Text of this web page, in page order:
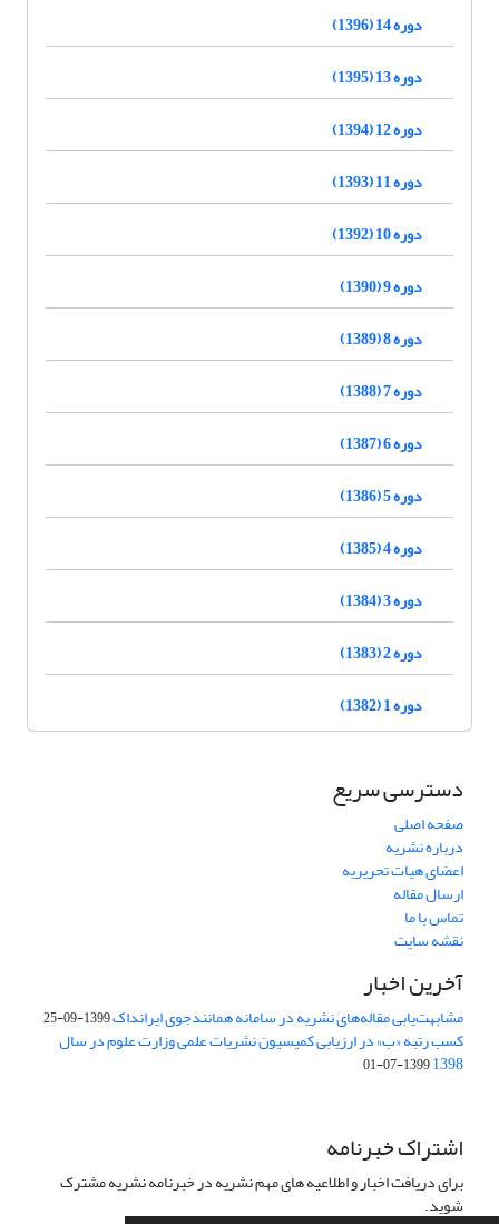
دوره 14 (1396)
دوره 13 (1395)
دوره 12 (1394)
دوره 11 (1393)
دوره 10 (1392)
دوره 9 (1390)
دوره 8 (1389)
دوره 7 (1388)
دوره 6 (1387)
دوره 5 (1386)
دوره 4 (1385)
دوره 3 (1384)
دوره 2 (1383)
دوره 1 (1382)
دسترسی سریع
صفحه اصلی
درباره نشریه
اعضای هیات تحریریه
ارسال مقاله
تماس با ما
نقشه سایت
آخرین اخبار
مشابهت‌یابی مقاله‌های نشریه در سامانه همانندجوی ایرانداک1399-09-25
کسب رتبه «ب» در ارزیابی کمیسیون نشریات علمی وزارت علوم در سال
1398
1399-07-01
اشتراک خبرنامه
برای دریافت اخبار و اطلاعیه های مهم نشریه در خبرنامه نشریه مشترک
شوید.